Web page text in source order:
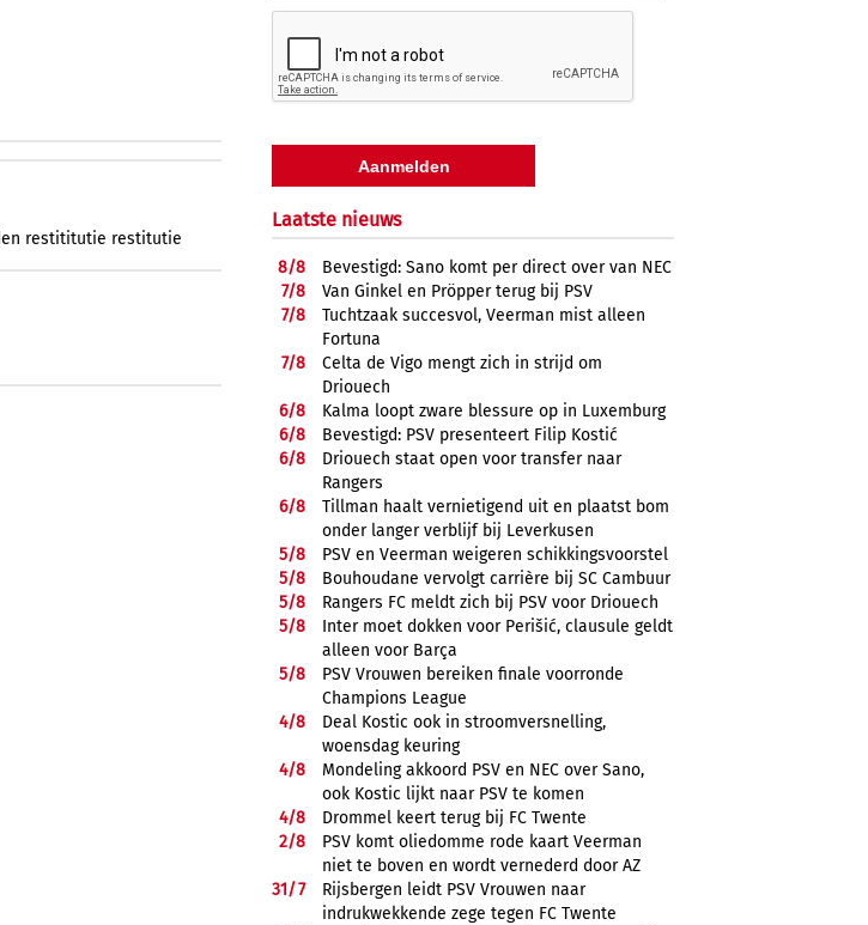
restititutie restitutie
Laatste nieuws
8/8
Bevestigd: Sano komt per direct over van NEC
7/8
Van Ginkel en Pröpper terug bij PSV
7/8
Tuchtzaak succesvol, Veerman mist alleen
Fortuna
7/8
Celta de Vigo mengt zich in strijd om
Driouech
6/8
Kalma loopt zware blessure op in Luxemburg
6/8
Bevestigd: PSV presenteert Filip Kostić
6/8
Driouech staat open voor transfer naar
Rangers
6/8
Tillman haalt vernietigend uit en plaatst bom
onder langer verblijf bij Leverkusen
5/8
PSV en Veerman weigeren schikkingsvoorstel
5/8
Bouhoudane vervolgt carrière bij SC Cambuur
5/8
Rangers FC meldt zich bij PSV voor Driouech
5/8
Inter moet dokken voor Perišić, clausule geldt
alleen voor Barça
5/8
PSV Vrouwen bereiken finale voorronde
Champions League
4/8
Deal Kostic ook in stroomversnelling,
woensdag keuring
4/8
Mondeling akkoord PSV en NEC over Sano,
ook Kostic lijkt naar PSV te komen
4/8
Drommel keert terug bij FC Twente
2/8
PSV komt oliedomme rode kaart Veerman
niet te boven en wordt vernederd door AZ
31/7
Rijsbergen leidt PSV Vrouwen naar
indrukwekkende zege tegen FC Twente